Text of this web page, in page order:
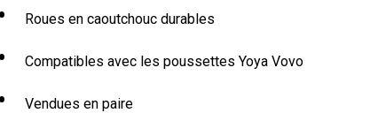
Roues en caoutchouc durables
Compatibles avec les poussettes Yoya Vovo
Vendues en paire